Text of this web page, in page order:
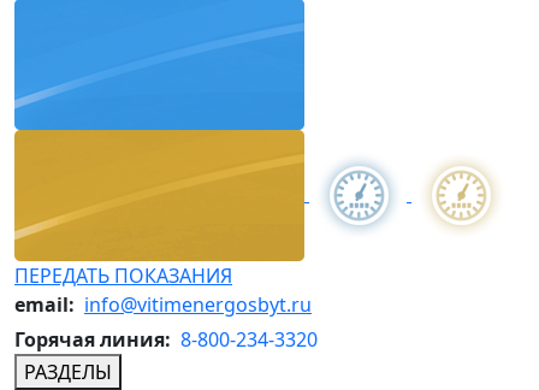
ПЕРЕДАТЬ ПОКАЗАНИЯ
email: info@vitimenergosbyt.ru
Горячая линия: 8-800-234-3320
РАЗДЕЛЫ